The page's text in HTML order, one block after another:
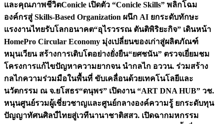
และคุณภาพชีวิตConicle เปิดตัว “Conicle Skills” พลิกโฉม
องค์กรสู่ Skills-Based Organization ผนึก AI ยกระดับทักษะ
แรงงานไทยรับโลกอนาคต“อุไรวรรณ ตันติพิริยะกิจ” เดินหน้า
HomePro Circular Economy มุ่งเปลี่ยนของเก่าสู่ผลิตภัณฑ์
หมุนเวียน สร้างการเติบโตอย่างยั่งยืน“ยศชนัน” ตรวจเยี่ยมชม
โครงการแก้ไขปัญหาความยากจน นำกลไก อววน. ร่วมสร้าง
กลไกความร่วมมือในพื้นที่ ขับเคลื่อนด้วยเทคโนโลยีและ
นวัตกรรม ณ จ.ยโสธร“ดนุพร” เปิดงาน “ART DNA HUB” วช.
หนุนศูนย์รวมผู้เชี่ยวชาญและศูนย์กลางองค์ความรู้ ยกระดับทุน
ปัญญาทัศนศิลป์ไทยสู่เวทีนานาชาติสสว. เปิดฉากมหกรรม